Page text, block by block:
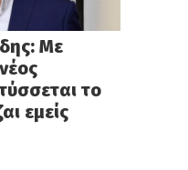
Με
το
εμείς